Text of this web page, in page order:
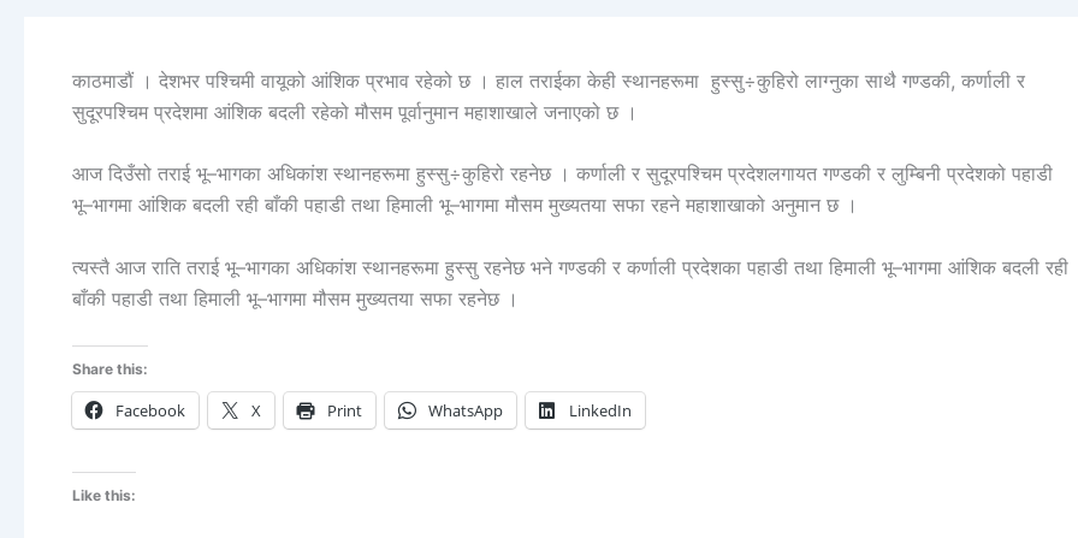
काठमाडौं । देशभर पश्चिमी वायूको आंशिक प्रभाव रहेको छ । हाल तराईका केही स्थानहरूमा हुस्सु÷कुहिरो लाग्नुका साथै गण्डकी, कर्णाली र
सुदूरपश्चिम प्रदेशमा आंशिक बदली रहेको मौसम पूर्वानुमान महाशाखाले जनाएको छ ।
आज दिउँसो तराई भू–भागका अधिकांश स्थानहरूमा हुस्सु÷कुहिरो रहनेछ । कर्णाली र सुदूरपश्चिम प्रदेशलगायत गण्डकी र लुम्बिनी प्रदेशको पहाडी
भू–भागमा आंशिक बदली रही बाँकी पहाडी तथा हिमाली भू–भागमा मौसम मुख्यतया सफा रहने महाशाखाको अनुमान छ ।
त्यस्तै आज राति तराई भू–भागका अधिकांश स्थानहरूमा हुस्सु रहनेछ भने गण्डकी र कर्णाली प्रदेशका पहाडी तथा हिमाली भू–भागमा आंशिक बदली रही
बाँकी पहाडी तथा हिमाली भू–भागमा मौसम मुख्यतया सफा रहनेछ ।
Share this:
Facebook X Print WhatsApp LinkedIn
Like this: